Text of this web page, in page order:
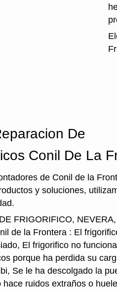
De
Conil De La
de Conil de la
y soluciones,
FRIGORIFICO,
de la Frontera : El
El frigorifico no
porque ha perdida su
Se le ha descolgado la
ruidos extraños o